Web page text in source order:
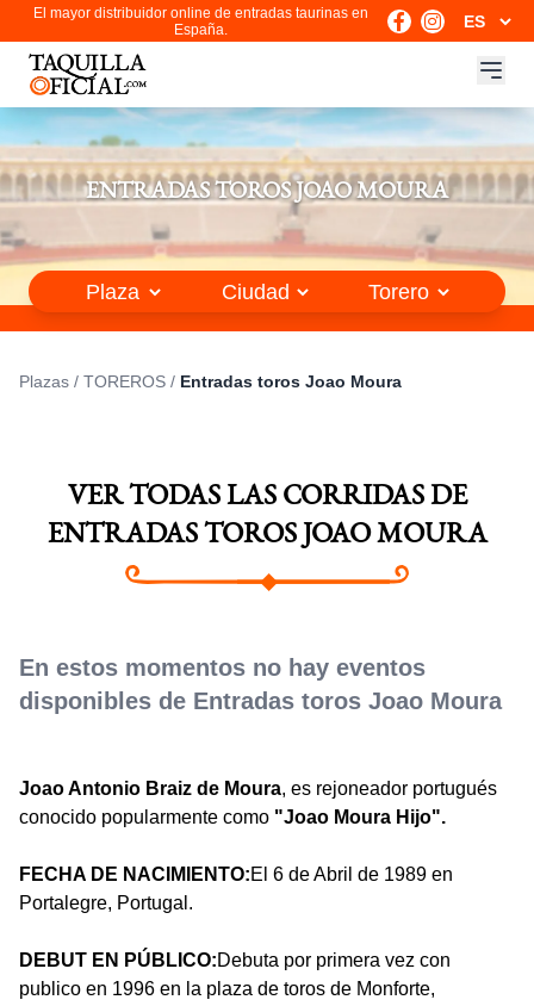
El mayor distribuidor online de entradas taurinas en
España.
ENTRADAS TOROS JOAO MOURA
Plazas / TOREROS / Entradas toros Joao Moura
VER TODAS LAS CORRIDAS DE
ENTRADAS TOROS JOAO MOURA
En estos momentos no hay eventos
disponibles de Entradas toros Joao Moura
Joao Antonio Braiz de Moura, es rejoneador portugués
conocido popularmente como "Joao Moura Hijo".
FECHA DE NACIMIENTO:El 6 de Abril de 1989 en
Portalegre, Portugal.
DEBUT EN PÚBLICO:Debuta por primera vez con
publico en 1996 en la plaza de toros de Monforte,